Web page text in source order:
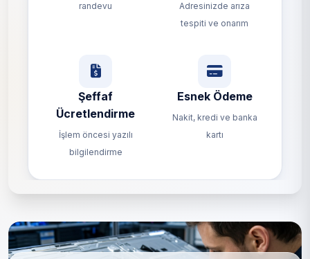
randevu
Adresinizde arıza
tespiti ve onarım
Şeffaf
Ücretlendirme
İşlem öncesi yazılı
bilgilendirme
Esnek Ödeme
Nakit, kredi ve banka
kartı